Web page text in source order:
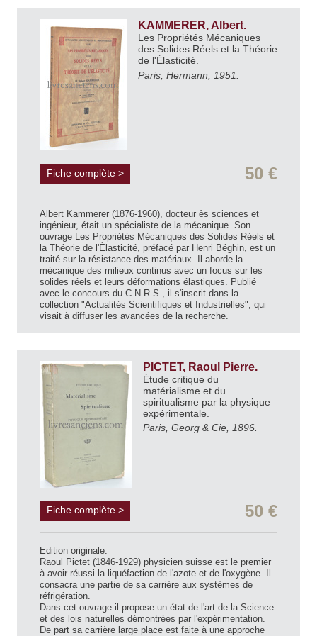
KAMMERER, Albert.
Les Propriétés Mécaniques
des Solides Réels et la Théorie
de l'Élasticité.
Paris, Hermann, 1951.
Fiche complète > 50 €
Albert Kammerer (1876-1960), docteur ès sciences et
ingénieur, était un spécialiste de la mécanique. Son
ouvrage Les Propriétés Mécaniques des Solides Réels et
la Théorie de l'Élasticité, préfacé par Henri Béghin, est un
traité sur la résistance des matériaux. Il aborde la
mécanique des milieux continus avec un focus sur les
solides réels et leurs déformations élastiques. Publié
avec le concours du C.N.R.S., il s'inscrit dans la
collection "Actualités Scientifiques et Industrielles", qui
visait à diffuser les avancées de la recherche.
PICTET, Raoul Pierre.
Étude critique du
matérialisme et du
spiritualisme par la physique
expérimentale.
Paris, Georg & Cie, 1896.
Fiche complète > 50 €
Edition originale.
Raoul Pictet (1846-1929) physicien suisse est le premier
à avoir réussi la liquéfaction de l'azote et de l'oxygène. Il
consacra une partie de sa carrière aux systèmes de
réfrigération.
Dans cet ouvrage il propose un état de l'art de la Science
et des lois naturelles démontrées par l'expérimentation.
De part sa carrière large place est faite à une approche